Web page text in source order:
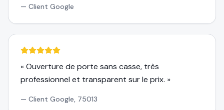
— Client Google
«Ouverture de porte sans casse, très
professionnel et transparent sur le prix. »
— Client Google, 75013